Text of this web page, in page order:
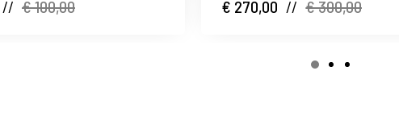
// € 100,00 € 270,00 // € 300,00